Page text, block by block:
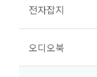
전자잡지
오디오북